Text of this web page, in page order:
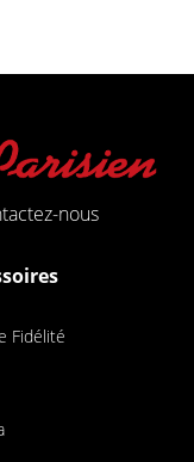
nous
Fidélité